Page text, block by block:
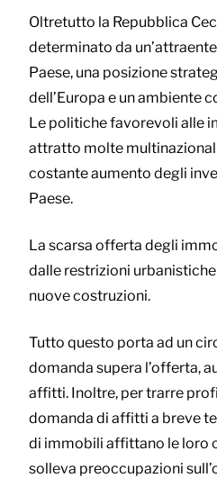
Oltretutto la Repubblica
determinato da
Paese, una posizione
dell’Europa e un ambiente
Le politiche favorevoli alle
attratto molte
costante aumento degli
Paese.
La scarsa offerta degli
dalle restrizioni
nuove costruzioni.
Tutto questo porta ad un
domanda supera l’offerta,
affitti. Inoltre, per trarre
domanda di affitti a breve
di immobili affittano le loro
solleva preoccupazioni